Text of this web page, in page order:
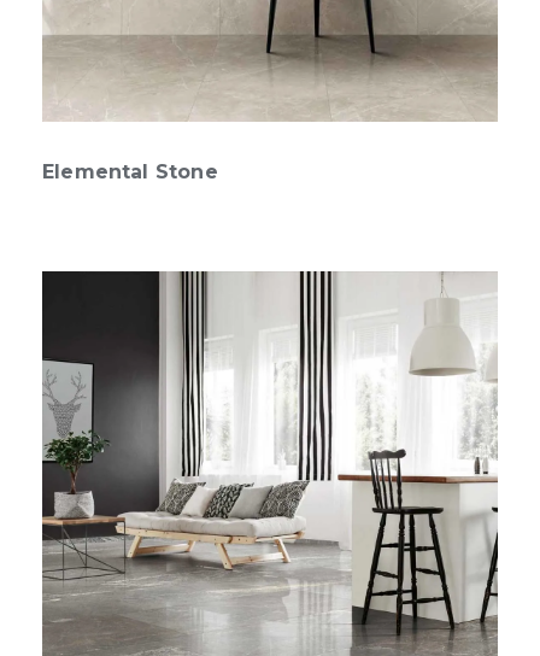
Elemental Stone